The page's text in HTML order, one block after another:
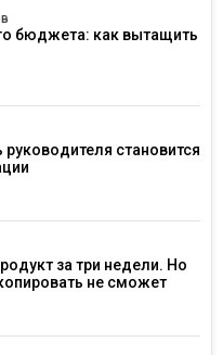
бюджета: как вытащить
руководителя становится
за три недели. Но
не сможет